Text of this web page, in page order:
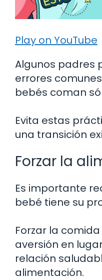
Play on YouTube
Algunos padres
errores
bebés coman
Evita estas
una transición
Forzar la
Es importante
bebé tiene su
Forzar la
aversión en
relación
alimentación.